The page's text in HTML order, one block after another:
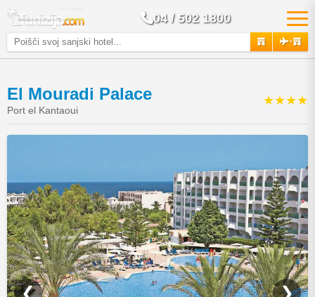
04 / 502 1800
+
El Mouradi Palace
Port el Kantaoui
★★★★
❮ ❯